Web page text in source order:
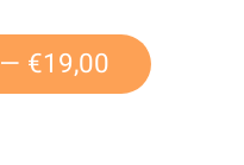
— €19,00